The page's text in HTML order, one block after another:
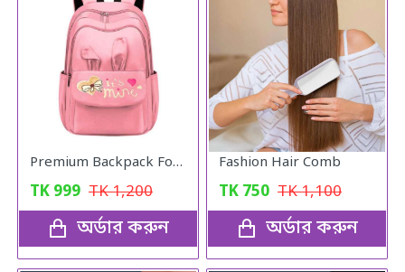
Premium Backpack For Girls (Peach Pink)
TK 999 TK1,200
অর্ডার করুন
Fashion Hair Comb
TK 750 TK1,100
অর্ডার করুন